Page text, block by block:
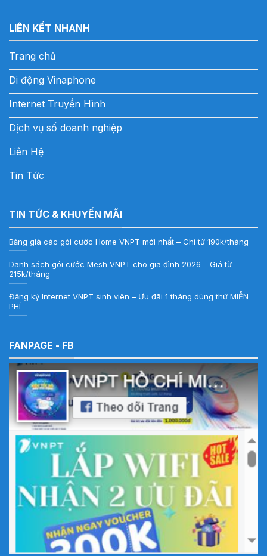
LIÊN KẾT NHANH
Trang chủ
Di động Vinaphone
Internet Truyền Hình
Dịch vụ số doanh nghiệp
Liên Hệ
Tin Tức
TIN TỨC & KHUYẾN MÃI
Bảng giá các gói cước Home VNPT mới nhất – Chỉ từ 190k/tháng
Danh sách gói cước Mesh VNPT cho gia đình 2026 – Giá từ
215k/tháng
Đăng ký Internet VNPT sinh viên – Ưu đãi 1 tháng dùng thử MIỄN
PHÍ
FANPAGE - FB